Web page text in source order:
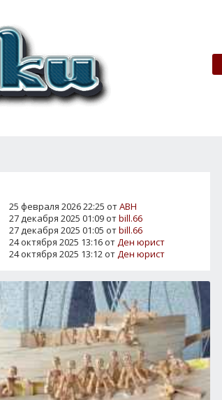
25 февраля 2026 22:25 отАВН
27 декабря 2025 01:09 отbill.66
27 декабря 2025 01:05 отbill.66
24 октября 2025 13:16 отДен юрист
24 октября 2025 13:12 отДен юрист